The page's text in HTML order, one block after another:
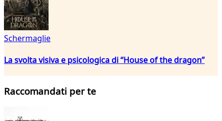
Schermaglie
La svolta visiva e psicologica di “House of the dragon”
Raccomandati per te